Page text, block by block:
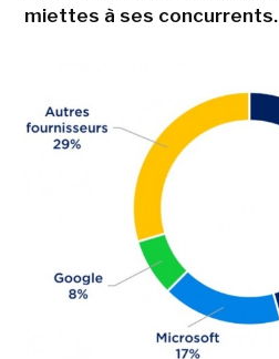
miettes à ses concurrents.